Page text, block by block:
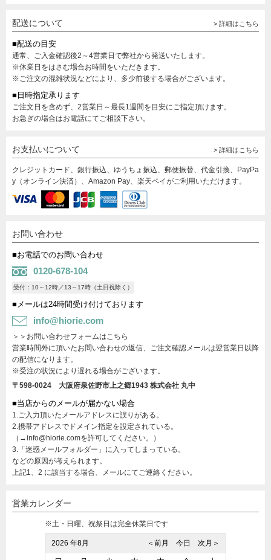
配送について > 詳細はこちら
■配送の目安
通常、ご入金確認後2～4営業日で弊社から発送いたします。
※休業日をはさむ場合お時間をいただきます。
※ご注文の混雑状況などにより、多少前後する場合がございます。
■日時指定承ります
ご注文日を含めず、2営業日～最長1週間を目安にご指定頂けます。
お急ぎの場合はお電話にてご相談下さい。
お支払いについて > 詳細はこちら
クレジットカード、銀行振込、ゆうちょ振込、郵便振替、代金引換、PayPa
y（オンライン決済）、Amazon Pay、楽天ペイがご利用いただけます。
お問い合わせ
■お電話でのお問い合わせ
0120-678-104
受付：10～12時／13～17時（土日祝除く）
■メールは24時間受け付けております
info@hiorie.com
＞＞お問い合わせフォームはこちら
営業時間外に頂いたお問い合わせの返信、ご注文確認メールは翌営業日以降
の配信になります。
※受注の状況により遅れる場合がございます。
〒598-0024 大阪府泉佐野市上之郷1943 株式会社 丸中
■当店からのメールが届かない場合
1.ご入力頂いたメールアドレスに誤りがある。
2.携帯アドレスでドメイン指定を設定されている。
（→info@hiorie.comを許可してください。）
3.「迷惑メールフォルダー」に入ってしまっている。
などの原因が考えられます。
上記1、2 に該当する場合、メールにてご連絡ください。
営業カレンダー
※土・日曜、祝祭日は完全休業日です
2026 年8月 次月＞
今日
＜前月